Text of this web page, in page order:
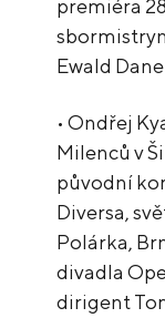
premiéra
Ewald
• Ondřej
Milenců v
původní
Diversa,
Polárka,
divadla
dirigent